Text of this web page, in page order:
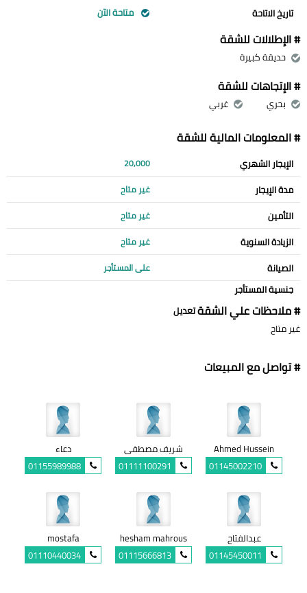
تاريخ الاتاحة متاحة الآن
# الإطلالات للشقة
حديقة كبيرة
# الإتجاهات للشقة
بحري غربي
# المعلومات المالية للشقة
الإيجار الشهري 20,000
مدة الإيجار غير متاح
التأمين غير متاح
الزيادة السنوية غير متاح
الصيانة على المستأجر
جنسية المستأجر
# ملاحظات علي الشقةتعديل
غير متاح
# تواصل مع المبيعات
Ahmed Hussein
01145002210
شريف مصطفى
01111100291
دعاء
01155989988
عبدالفتاح
01145450011
hesham mahrous
01115666813
mostafa
01110440034